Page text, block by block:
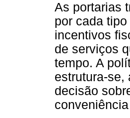
As portarias
por cada
incentivos
de serviços
tempo. A
estrutura-se,
decisão